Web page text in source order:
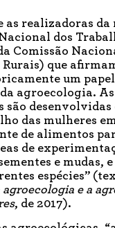
as realizadoras da
dos
Comissão
que
um
agroecologia.
são desenvolvidas
das mulheres
de alimentos
de
e mudas,
espécies”
e a
, de 2017).